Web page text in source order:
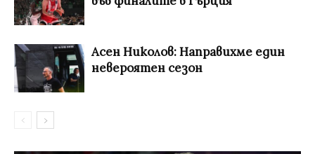
Асен Николов: Направихме един
невероятен сезон